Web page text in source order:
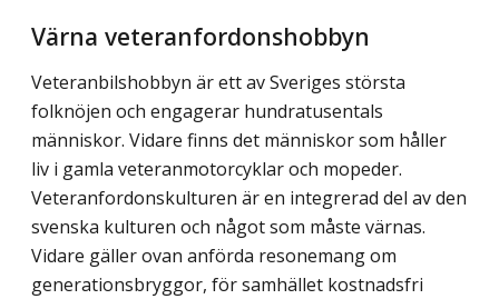
Värna veteranfordonshobbyn
Veteranbilshobbyn är ett av Sveriges största
folknöjen och engagerar hundratusentals
människor. Vidare finns det människor som håller
liv i gamla veteranmotorcyklar och mopeder.
Veteranfordonskulturen är en integrerad del av den
svenska kulturen och något som måste värnas.
Vidare gäller ovan anförda resonemang om
generations­bryggor, för samhället kostnadsfri